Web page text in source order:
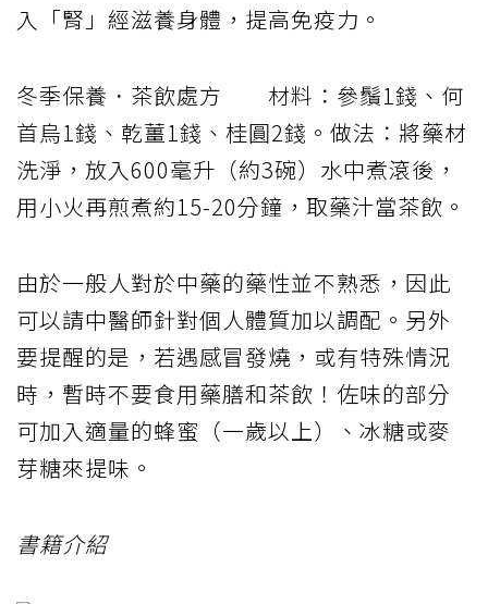
入「腎」經滋養身體，提高免疫力。
冬季保養．茶飲處方 材料：參鬚1錢、何
首烏1錢、乾薑1錢、桂圓2錢。做法：將藥材
洗淨，放入600毫升（約3碗）水中煮滾後，
用小火再煎煮約15-20分鐘，取藥汁當茶飲。
由於一般人對於中藥的藥性並不熟悉，因此
可以請中醫師針對個人體質加以調配。另外
要提醒的是，若遇感冒發燒，或有特殊情況
時，暫時不要食用藥膳和茶飲！佐味的部分
可加入適量的蜂蜜（一歲以上）、冰糖或麥
芽糖來提味。
書籍介紹